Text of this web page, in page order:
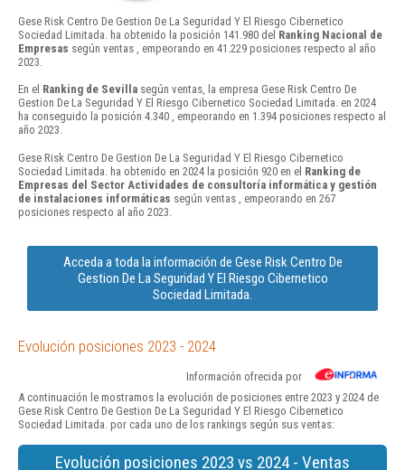
Gese Risk Centro De Gestion De La Seguridad Y El Riesgo Cibernetico
Sociedad Limitada. ha obtenido la posición 141.980 del Ranking Nacional de
Empresas según ventas , empeorando en 41.229 posiciones respecto al año
2023.
En el Ranking de Sevilla según ventas, la empresa Gese Risk Centro De
Gestion De La Seguridad Y El Riesgo Cibernetico Sociedad Limitada. en 2024
ha conseguido la posición 4.340 , empeorando en 1.394 posiciones respecto al
año 2023.
Gese Risk Centro De Gestion De La Seguridad Y El Riesgo Cibernetico
Sociedad Limitada. ha obtenido en 2024 la posición 920 en el Ranking de
Empresas del Sector Actividades de consultoría informática y gestión
de instalaciones informáticas según ventas , empeorando en 267
posiciones respecto al año 2023.
Acceda a toda la información de Gese Risk Centro De
Gestion De La Seguridad Y El Riesgo Cibernetico
Sociedad Limitada.
Evolución posiciones 2023 - 2024
Información ofrecida por
A continuación le mostramos la evolución de posiciones entre 2023 y 2024 de
Gese Risk Centro De Gestion De La Seguridad Y El Riesgo Cibernetico
Sociedad Limitada. por cada uno de los rankings según sus ventas:
Evolución posiciones 2023 vs 2024 - Ventas